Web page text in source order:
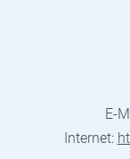
E-
Internet: